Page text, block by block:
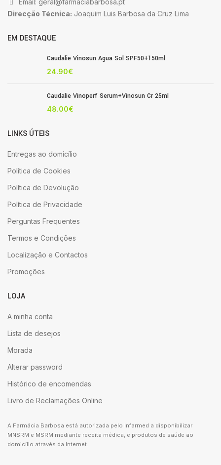
Email: geral@farmaciabarbosa.pt
Direcção Técnica: Joaquim Luis Barbosa da Cruz Lima
EM DESTAQUE
Caudalie Vinosun Agua Sol SPF50+150ml
24.90€
Caudalie Vinoperf Serum+Vinosun Cr 25ml
48.00€
LINKS ÚTEIS
Entregas ao domicílio
Política de Cookies
Política de Devolução
Política de Privacidade
Perguntas Frequentes
Termos e Condições
Localização e Contactos
Promoções
LOJA
A minha conta
Lista de desejos
Morada
Alterar password
Histórico de encomendas
Livro de Reclamações Online
A Farmácia Barbosa está autorizada pelo Infarmed a disponibilizar
MNSRM e MSRM mediante receita médica, e produtos de saúde ao
domicílio através da Internet.